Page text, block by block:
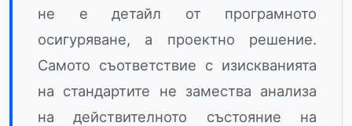
не е детайл от програмното
осигуряване, а проектно решение.
Самото съответствие с изискванията
на стандартите не замества анализа
на действителното състояние на